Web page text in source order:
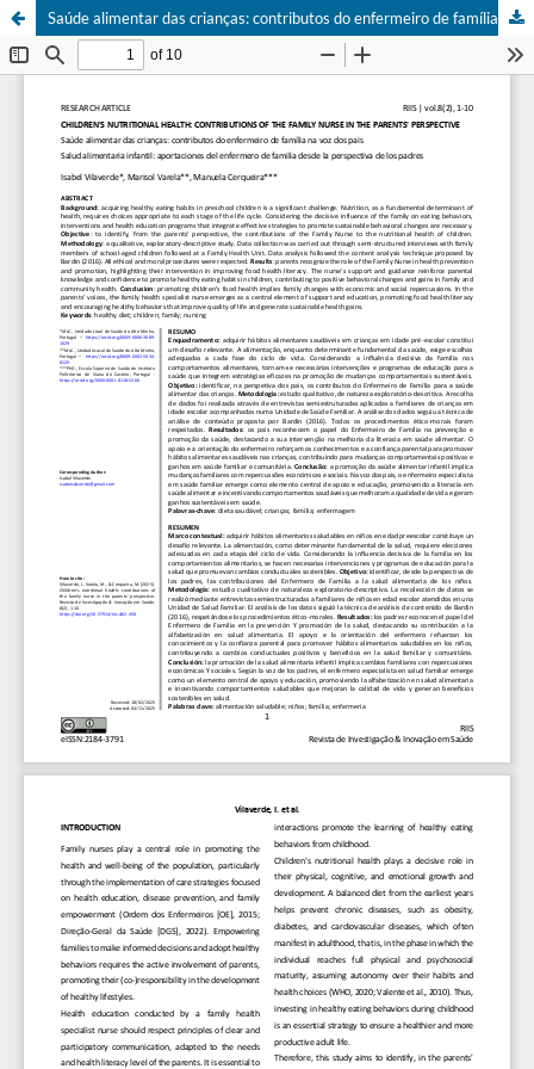
Saúde alimentar das crianças: contributos do enfermeiro de família na voz dos pais